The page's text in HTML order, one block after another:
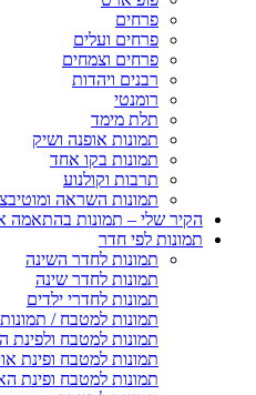
פרחים
פרחים ועלים
פרחים וצמחים
רבנים ויהדות
רומנטי
תלת מימד
תמונות אופנה ושיק
תמונות בקו אחד
תרבות וקולנוע
תמונות השראה
הקיר שלי – תמונות בהתאמה
תמונות לפי חדר
תמונות לחדר השינה
תמונות לחדר שינה
תמונות לחדרי ילדים
תמונות למטבח /
תמונות למטבח ולפינת
תמונות למטבח ופינת
תמונות למטבח ופינת